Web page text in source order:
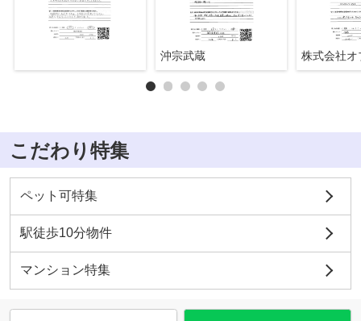
沖宗武蔵
こだわり特集
ペット可特集
駅徒歩10分物件
マンション特集